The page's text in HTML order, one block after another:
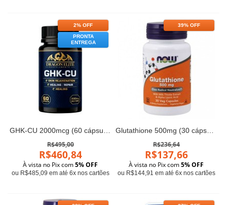
2% OFF
PRONTA
ENTREGA
GHK-CU 2000mcg (60 cápsulas) - Dragon Elite
R$495,00
R$460,84
À vista no Pix com5% OFF
ou R$485,09 em até 6x nos cartões
39% OFF
Glutathione 500mg (30 cápsulas) - Now Foods
R$236,64
R$137,66
À vista no Pix com5% OFF
ou R$144,91 em até 6x nos cartões